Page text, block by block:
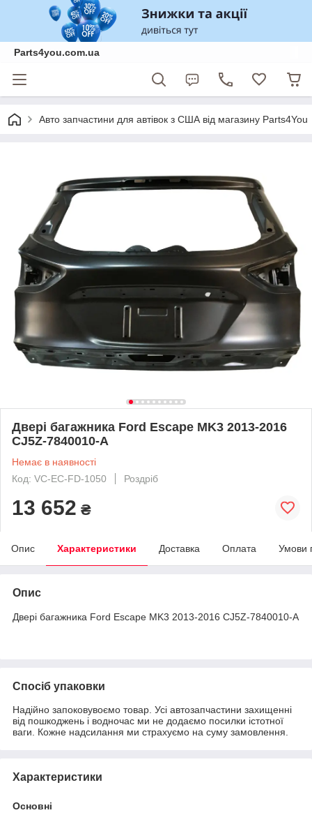
Parts4you.com.ua
Авто запчастини для автівок з США від магазину Parts4You
Двері багажника Ford Escape MK3 2013-2016
CJ5Z-7840010-A
Немає в наявності
Код: VC-EC-FD-1050
Роздріб
13 652 ₴
Опис Характеристики Доставка Оплата Умови
Опис
Двері багажника Ford Escape MK3 2013-2016 CJ5Z-7840010-A
Спосіб упаковки
Надійно запоковувоємо товар. Усі автозапчастини захищенні
від пошкоджень і водночас ми не додаємо посилки істотної
ваги. Кожне надсилання ми страхуємо на суму замовлення.
Характеристики
Основні